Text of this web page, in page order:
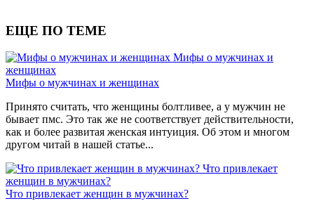
ЕЩЕ ПО ТЕМЕ
Мифы о мужчинах и
женщинах
Мифы о мужчинах и женщинах
Принято считать, что женщины болтливее, а у мужчин не
бывает пмс. Это так же не соответствует действительности,
как и более развитая женская интуиция. Об этом и многом
другом читай в нашей статье...
Что привлекает
женщин в мужчинах?
Что привлекает женщин в мужчинах?